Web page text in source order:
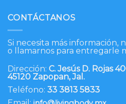
CONTÁCTANOS
Si necesita más información,
o llamarnos para entregarle
Dirección: C. Jesús D. Rojas
45120 Zapopan, Jal.
Teléfono: 33 3813 5833